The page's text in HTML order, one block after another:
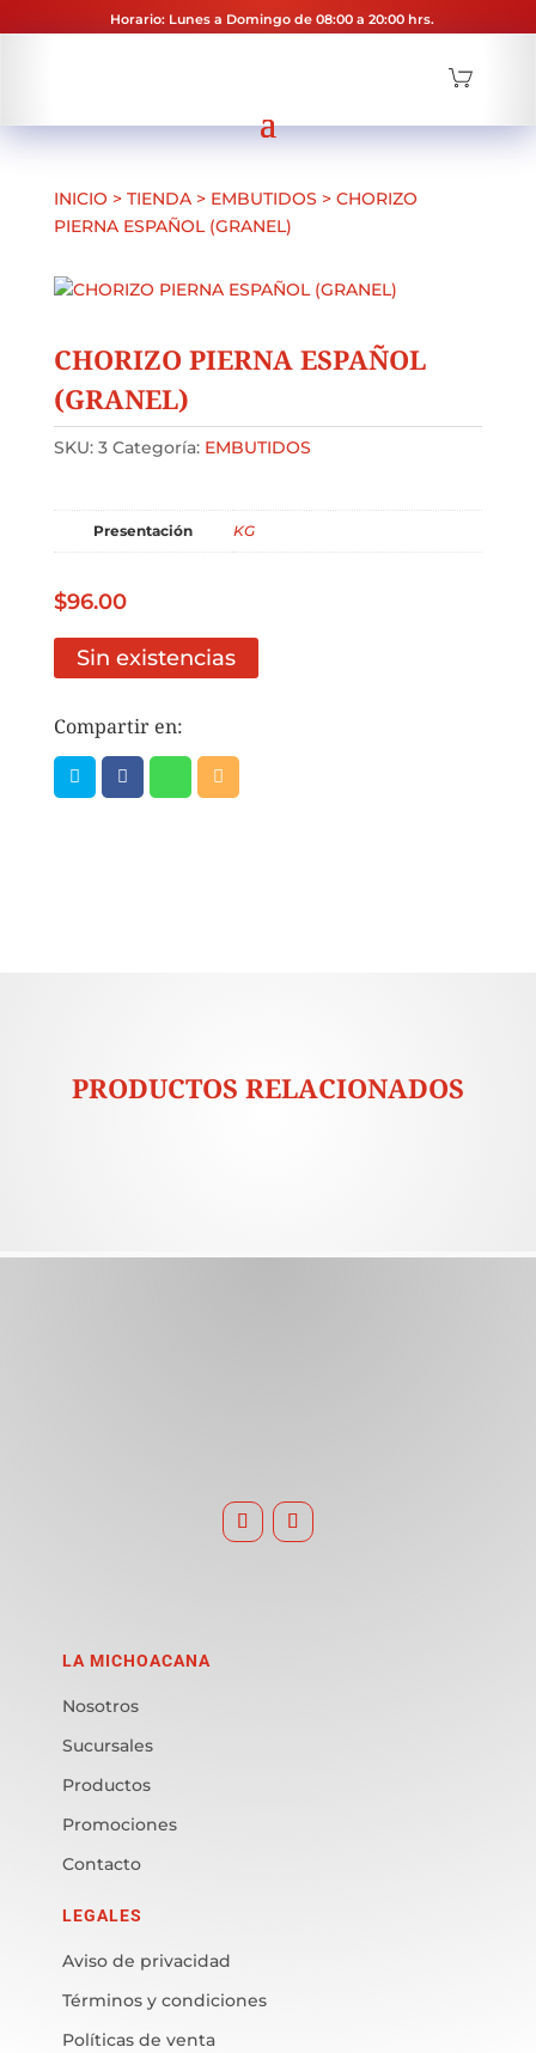
Horario: Lunes a Domingo de 08:00 a 20:00 hrs.
INICIO > TIENDA> EMBUTIDOS > CHORIZO
PIERNA ESPAÑOL (GRANEL)
CHORIZO PIERNA ESPAÑOL
(GRANEL)
SKU: 3 Categoría: EMBUTIDOS
Presentación KG
$96.00
Sin existencias
Compartir en:
PRODUCTOS RELACIONADOS
LA MICHOACANA
Nosotros
Sucursales
Productos
Promociones
Contacto
LEGALES
Aviso de privacidad
Términos y condiciones
Políticas de venta